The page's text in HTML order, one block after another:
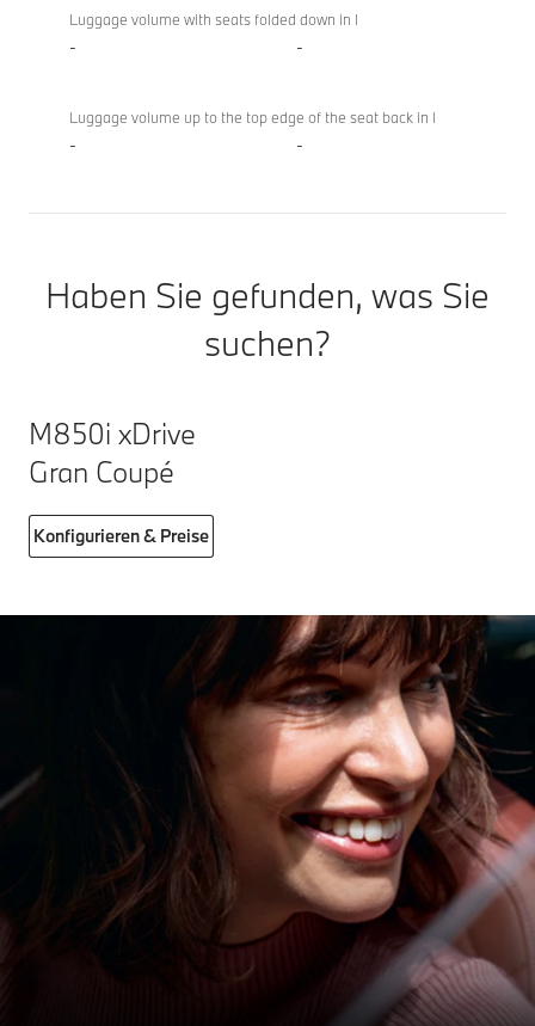
Luggage volume with seats folded down in l
- -
Luggage volume up to the top edge of the seat back in l
- -
Haben Sie gefunden, was Sie
suchen?
M850i xDrive
Gran Coupé
Konfigurieren & Preise